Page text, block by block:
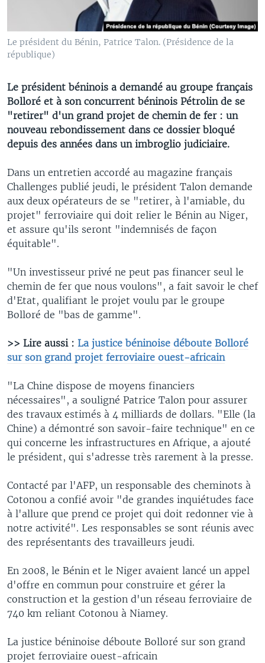
Le président du Bénin, Patrice Talon. (Présidence de la
république)
Le président béninois a demandé au groupe français
Bolloré et à son concurrent béninois Pétrolin de se
"retirer" d'un grand projet de chemin de fer : un
nouveau rebondissement dans ce dossier bloqué
depuis des années dans un imbroglio judiciaire.
Dans un entretien accordé au magazine français
Challenges publié jeudi, le président Talon demande
aux deux opérateurs de se "retirer, à l'amiable, du
projet" ferroviaire qui doit relier le Bénin au Niger,
et assure qu'ils seront "indemnisés de façon
équitable".
"Un investisseur privé ne peut pas financer seul le
chemin de fer que nous voulons", a fait savoir le chef
d'Etat, qualifiant le projet voulu par le groupe
Bolloré de "bas de gamme".
>> Lire aussi : La justice béninoise déboute Bolloré
sur son grand projet ferroviaire ouest-africain
"La Chine dispose de moyens financiers
nécessaires", a souligné Patrice Talon pour assurer
des travaux estimés à 4 milliards de dollars. "Elle (la
Chine) a démontré son savoir-faire technique" en ce
qui concerne les infrastructures en Afrique, a ajouté
le président, qui s'adresse très rarement à la presse.
Contacté par l'AFP, un responsable des cheminots à
Cotonou a confié avoir "de grandes inquiétudes face
à l'allure que prend ce projet qui doit redonner vie à
notre activité". Les responsables se sont réunis avec
des représentants des travailleurs jeudi.
En 2008, le Bénin et le Niger avaient lancé un appel
d'offre en commun pour construire et gérer la
construction et la gestion d'un réseau ferroviaire de
740 km reliant Cotonou à Niamey.
La justice béninoise déboute Bolloré sur son grand
projet ferroviaire ouest-africain